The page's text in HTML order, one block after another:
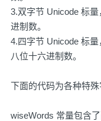
3.双字节 Unicode 标
进制数。
4.四字节 Unicode 标
八位十六进制数。
下面的代码为各种特殊
wiseWords 常量包含